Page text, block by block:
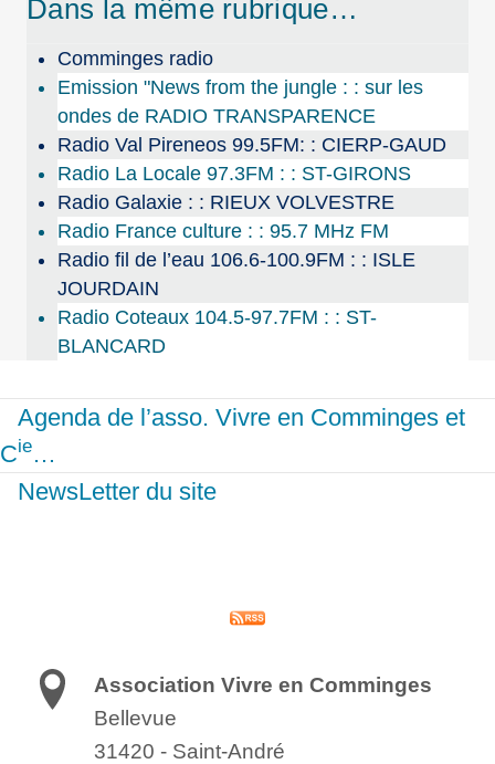
Dans la même rubrique…
Comminges radio
Emission "News from the jungle : : sur les
ondes de RADIO TRANSPARENCE
Radio Val Pireneos 99.5FM: : CIERP-GAUD
Radio La Locale 97.3FM : : ST-GIRONS
Radio Galaxie : : RIEUX VOLVESTRE
Radio France culture : : 95.7 MHz FM
Radio fil de l’eau 106.6-100.9FM : : ISLE
JOURDAIN
Radio Coteaux 104.5-97.7FM : : ST-
BLANCARD
Agenda de l’asso. Vivre en Comminges et
Cie…
NewsLetter du site
Association Vivre en Comminges
Bellevue
31420 - Saint-André